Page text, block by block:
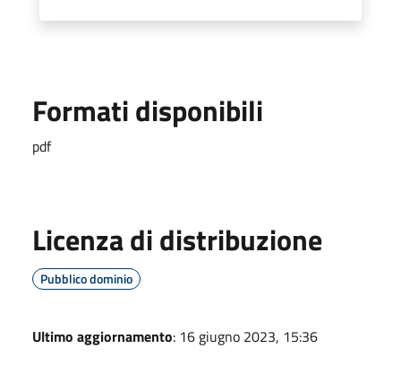
Formati disponibili
pdf
Licenza di distribuzione
Pubblico dominio
Ultimo aggiornamento: 16 giugno 2023, 15:36